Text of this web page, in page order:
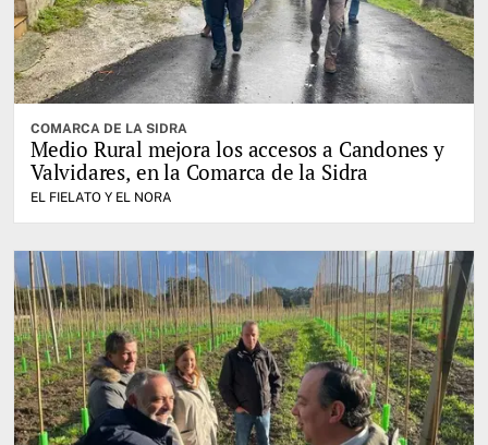
COMARCA DE LA SIDRA
Medio Rural mejora los accesos a Candones y
Valvidares, en la Comarca de la Sidra
EL FIELATO Y EL NORA